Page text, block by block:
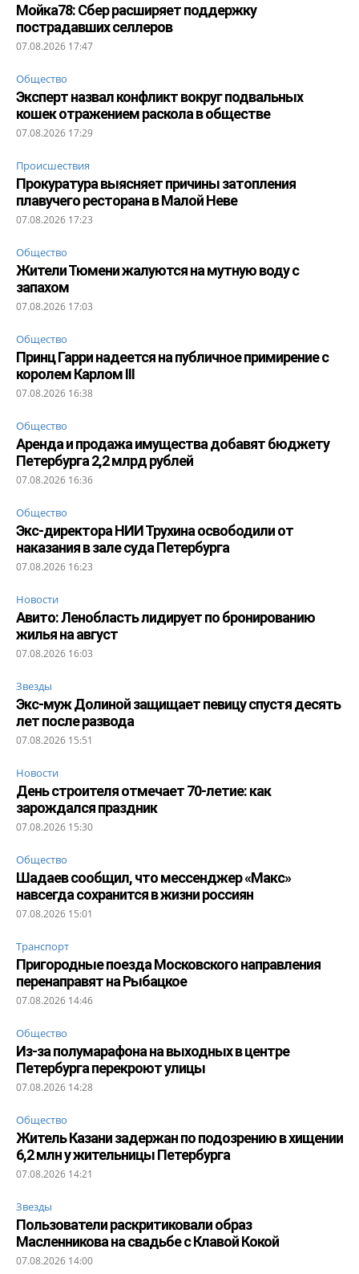
Мойка78: Сбер расширяет поддержку
пострадавших селлеров
07.08.2026 17:47
Общество
Эксперт назвал конфликт вокруг подвальных
кошек отражением раскола в обществе
07.08.2026 17:29
Происшествия
Прокуратура выясняет причины затопления
плавучего ресторана в Малой Неве
07.08.2026 17:23
Общество
Жители Тюмени жалуются на мутную воду с
запахом
07.08.2026 17:03
Общество
Принц Гарри надеется на публичное примирение с
королем Карлом III
07.08.2026 16:38
Общество
Аренда и продажа имущества добавят бюджету
Петербурга 2,2 млрд рублей
07.08.2026 16:36
Общество
Экс-директора НИИ Трухина освободили от
наказания в зале суда Петербурга
07.08.2026 16:23
Новости
Авито: Ленобласть лидирует по бронированию
жилья на август
07.08.2026 16:03
Звезды
Экс-муж Долиной защищает певицу спустя десять
лет после развода
07.08.2026 15:51
Новости
День строителя отмечает 70-летие: как
зарождался праздник
07.08.2026 15:30
Общество
Шадаев сообщил, что мессенджер «Макс»
навсегда сохранится в жизни россиян
07.08.2026 15:01
Транспорт
Пригородные поезда Московского направления
перенаправят на Рыбацкое
07.08.2026 14:46
Общество
Из-за полумарафона на выходных в центре
Петербурга перекроют улицы
07.08.2026 14:28
Общество
Житель Казани задержан по подозрению в хищении
6,2 млн у жительницы Петербурга
07.08.2026 14:21
Звезды
Пользователи раскритиковали образ
Масленникова на свадьбе с Клавой Кокой
07.08.2026 14:00